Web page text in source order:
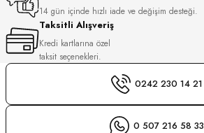
14 gün içinde hızlı iade ve değişim desteği.
Taksitli Alışveriş
Kredi kartlarına özel
taksit seçenekleri.
0242 230 14 21
0 507 216 58 33